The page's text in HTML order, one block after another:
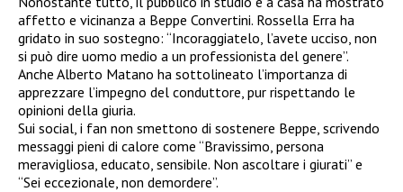
affetto e vicinanza a Beppe Convertini. Rossella Erra ha
gridato in suo sostegno: “Incoraggiatelo, l’avete ucciso, non
si può dire uomo medio a un professionista del genere”.
Anche Alberto Matano ha sottolineato l’importanza di
apprezzare l’impegno del conduttore, pur rispettando le
opinioni della giuria.
Sui social, i fan non smettono di sostenere Beppe, scrivendo
messaggi pieni di calore come “Bravissimo, persona
meravigliosa, educato, sensibile. Non ascoltare i giurati” e
“Sei eccezionale, non demordere”.